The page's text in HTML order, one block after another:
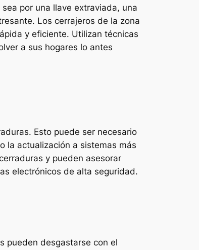
por una llave extraviada, una
Los cerrajeros de la zona
y eficiente. Utilizan técnicas
a sus hogares lo antes
Esto puede ser necesario
la actualización a sistemas más
y pueden asesorar
electrónicos de alta seguridad.
pueden desgastarse con el